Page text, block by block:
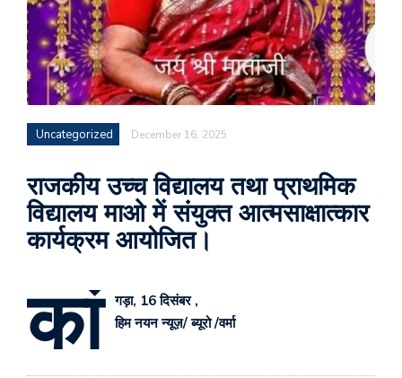
Uncategorized December 16, 2025
राजकीय उच्च विद्यालय तथा प्राथमिक
विद्यालय माओ में संयुक्त आत्मसाक्षात्कार
कार्यक्रम आयोजित।
कां
गड़ा, 16 दिसंबर ,
हिम नयन न्यूज़/ ब्यूरो /वर्मा